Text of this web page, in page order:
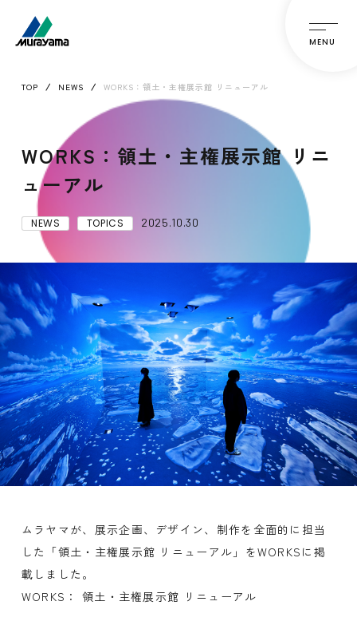
MENU
TOP NEWS WORKS：領土・主権展示館 リニューアル
WORKS：領土・主権展示館 リニ
ューアル
NEWS TOPICS 2025.10.30
ムラヤマが、展示企画、デザイン、制作を全面的に担当
した「領土・主権展示館 リニューアル」をWORKSに掲
載しました。
WORKS： 領土・主権展示館 リニューアル